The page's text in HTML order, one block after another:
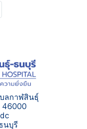
ลกาฬสินธุ์
46000
นบุรี